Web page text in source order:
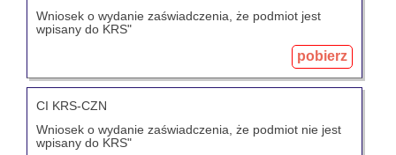
Wniosek o wydanie zaświadczenia, że podmiot jest
wpisany do KRS"
pobierz
CI KRS-CZN
Wniosek o wydanie zaświadczenia, że podmiot nie jest
wpisany do KRS"